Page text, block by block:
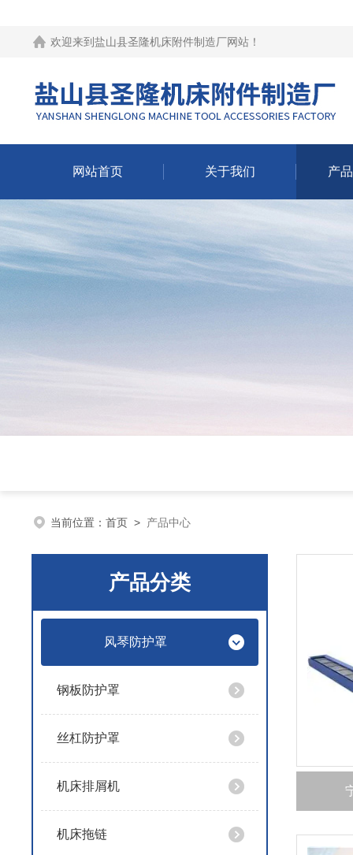
欢迎来到 盐山县圣隆机床附件制造厂网站 ！
网站首页 关于我们 产
当前位置： 首页 > 产品中心
产品分类
风琴防护罩
钢板防护罩
丝杠防护罩
机床排屑机
机床拖链